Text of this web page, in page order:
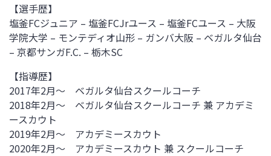
【選手歴】
塩釜FCジュニア – 塩釜FCJrユース – 塩釜FCユース – 大阪
学院大学 – モンテディオ山形 – ガンバ大阪 – ベガルタ仙台
– 京都サンガF.C. – 栃木SC
【指導歴】
2017年2月～ ベガルタ仙台スクールコーチ
2018年2月～ ベガルタ仙台スクールコーチ 兼 アカデミ
ースカウト
2019年2月～ アカデミースカウト
2020年2月～ アカデミースカウト 兼 スクールコーチ